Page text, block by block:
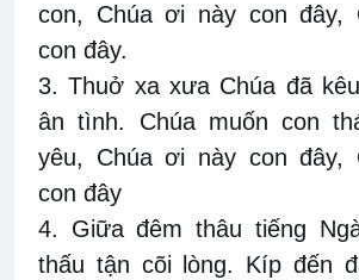
con, Chúa ơi này con đây,
con đây.
3. Thuở xa xưa Chúa đã
ân tình. Chúa muốn con
yêu, Chúa ơi này con đây,
con đây
4. Giữa đêm thâu tiếng
thấu tận cõi lòng. Kíp đến